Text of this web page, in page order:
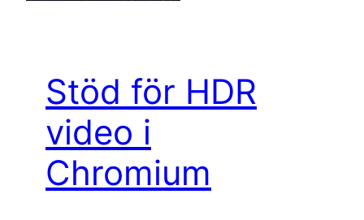
Stöd för HDR
video i
Chromium